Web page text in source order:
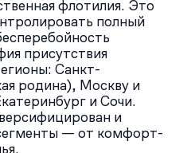
флотилия. Это
полный
присутствия
Санкт-
родина), Москву и
и Сочи.
и
— от комфорт-